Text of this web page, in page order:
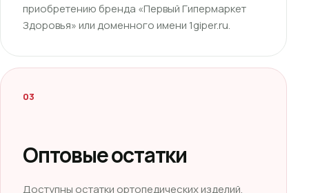
приобретению бренда «Первый Гипермаркет
Здоровья» или доменного имени 1giper.ru.
03
Оптовые остатки
Доступны остатки ортопедических изделий.